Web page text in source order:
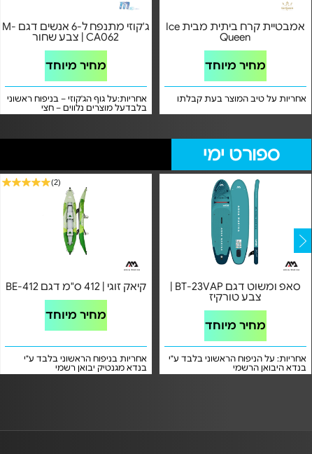
ג'קוזי מתנפח ל-6 אנשים דגם M-
CA062 | צבע שחור
מחיר מיוחד
אחריות:על גוף הג'קוזי – בניפוח ראשוני
בלבדעל מוצרים נלווים – חצי
שנההתקנת גקוזי בידי מתקין בעלות
אמבטיית קרח ביתית מבית Ice
Queen
מחיר מיוחד
אחריות על טיב המוצר בעת קבלתו
ספורט ימי
(2)
קיאק זוגי | 412 ס"מ דגם BE-412
מחיר מיוחד
אחריות בניפוח הראשוני בלבד ע"י
בנדא מגנטיק יבואן רשמי
צבע טורקיז
מחיר מיוחד
אחריות: על הניפוח הראשוני בלבד ע"י
בנדא היבואן הרשמי